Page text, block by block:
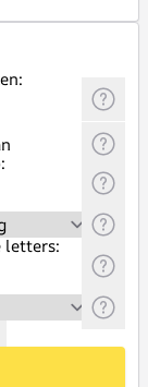
letters: